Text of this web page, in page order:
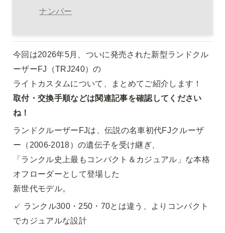
ナンバー
今回は2026年5月、ついに発売された新型ランドクル
ーザーFJ（TRJ240）の
取付・交換手順などは関連記事を確認してください
ね！
ランドクルーザーFJは、伝説の名車初代FJクルーザ
ー（2006-2018）の遺伝子を受け継ぎ、
「ランクル史上最もコンパクト＆カジュアル」な本格
オフローダーとして登場した
新世代モデル。
✓ ランクル300・250・70とは違う、よりコンパクト
でカジュアルな設計